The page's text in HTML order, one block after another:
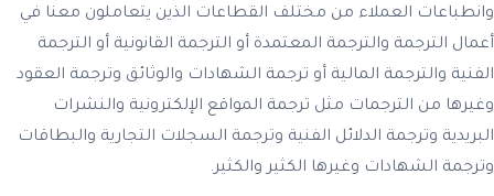
وانطباعات العملاء من مختلف القطاعات الذين يتعاملون معنا في
أعمال الترجمة والترجمة المعتمدة أو الترجمة القانونية أو الترجمة
الفنية والترجمة المالية أو ترجمة الشهادات والوثائق وترجمة العقود
وغيرها من الترجمات مثل ترجمة المواقع الإلكترونية والنشرات
البريدية وترجمة الدلائل الفنية وترجمة السجلات التجارية والبطاقات
وترجمة الشهادات وغيرها الكثير والكثير.